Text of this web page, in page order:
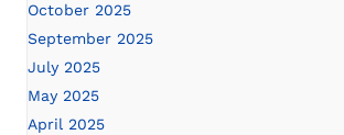
October 2025
September 2025
July 2025
May 2025
April 2025